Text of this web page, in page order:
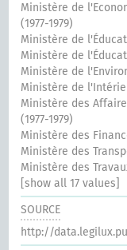
Ministère de
(1977-1979)
Ministère de
Ministère de
Ministère de
Ministère de
Ministère des
(1977-1979)
Ministère des
Ministère des
Ministère des
[show all 17 values]
SOURCE
http://